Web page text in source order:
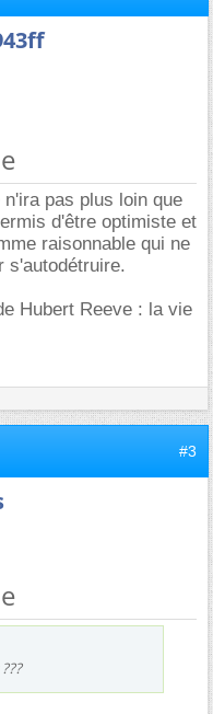
pas plus loin que
d'être optimiste et
raisonnable qui ne
s'autodétruire.
Hubert Reeve : la vie
#3